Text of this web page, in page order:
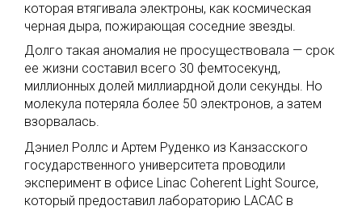
которая втягивала электроны, как космическая
черная дыра, пожирающая соседние звезды.
Долго такая аномалия не просуществовала — срок
ее жизни составил всего 30 фемтосекунд,
миллионных долей миллиардной доли секунды. Но
молекула потеряла более 50 электронов, а затем
взорвалась.
Дэниел Роллс и Артем Руденко из Канзасского
государственного университета проводили
эксперимент в офисе Linac Coherent Light Source,
который предоставил лабораторию LACAC в